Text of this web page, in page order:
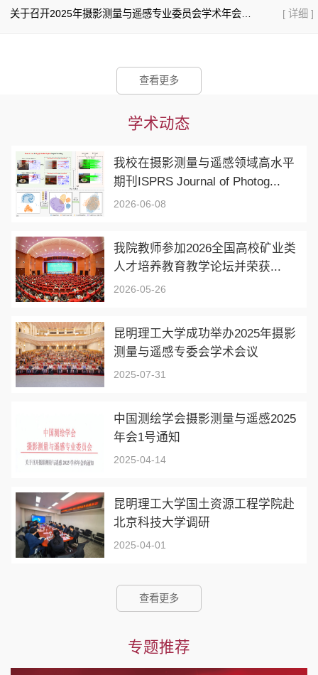
关于召开2025年摄影测量与遥感专业委员会学术年会的二号通知 [ 详细 ]
查看更多
学术动态
我校在摄影测量与遥感领域高水平
期刊ISPRS Journal of Photog...
2026-06-08
我院教师参加2026全国高校矿业类
人才培养教育教学论坛并荣获...
2026-05-26
昆明理工大学成功举办2025年摄影
测量与遥感专委会学术会议
2025-07-31
中国测绘学会摄影测量与遥感2025
年会1号通知
2025-04-14
昆明理工大学国土资源工程学院赴
北京科技大学调研
2025-04-01
查看更多
专题推荐